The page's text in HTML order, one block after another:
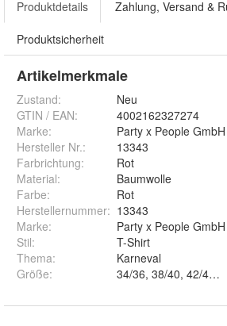
Produktdetails Zahlung, Versand &
Produktsicherheit
Artikelmerkmale
Zustand:
Neu
GTIN / EAN:
4002162327274
Marke:
Party x People GmbH
Hersteller Nr.:
13343
Farbrichtung:
Rot
Material:
Baumwolle
Farbe:
Rot
Herstellernummer: 13343
Marke:
Party x People GmbH
Stil:
T-Shirt
Thema:
Karneval
Größe: